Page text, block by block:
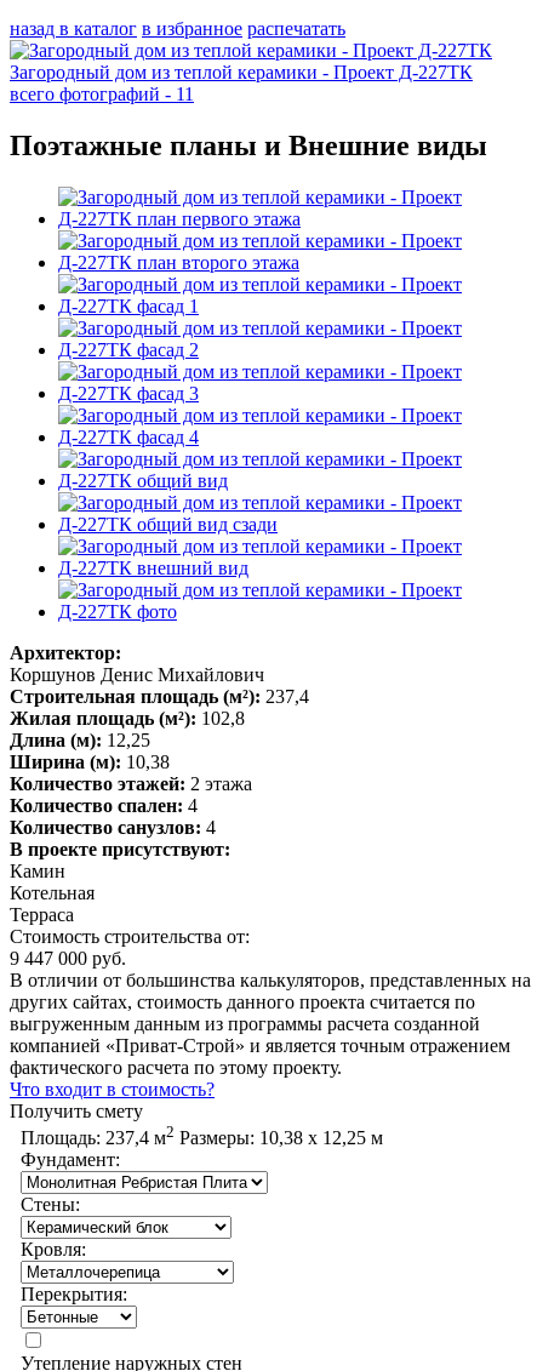
назад в каталог в избранное распечатать
Загородный дом из теплой керамики - Проект Д-227ТК
всего фотографий - 11
Поэтажные планы и Внешние виды
Архитектор:
Коршунов Денис Михайлович
Строительная площадь (м²): 237,4
Жилая площадь (м²): 102,8
Длина (м): 12,25
Ширина (м): 10,38
Количество этажей: 2 этажа
Количество спален: 4
Количество санузлов: 4
В проекте присутствуют:
Камин
Котельная
Терраса
Стоимость строительства от:
9 447 000 руб.
В отличии от большинства калькуляторов, представленных на
других сайтах, стоимость данного проекта считается по
выгруженным данным из программы расчета созданной
компанией «Приват-Строй» и является точным отражением
фактического расчета по этому проекту.
Что входит в стоимость?
Получить смету
Площадь: 237,4 м2 Размеры: 10,38 х 12,25 м
Фундамент:
Стены:
Кровля:
Перекрытия:
Утепление наружных стен